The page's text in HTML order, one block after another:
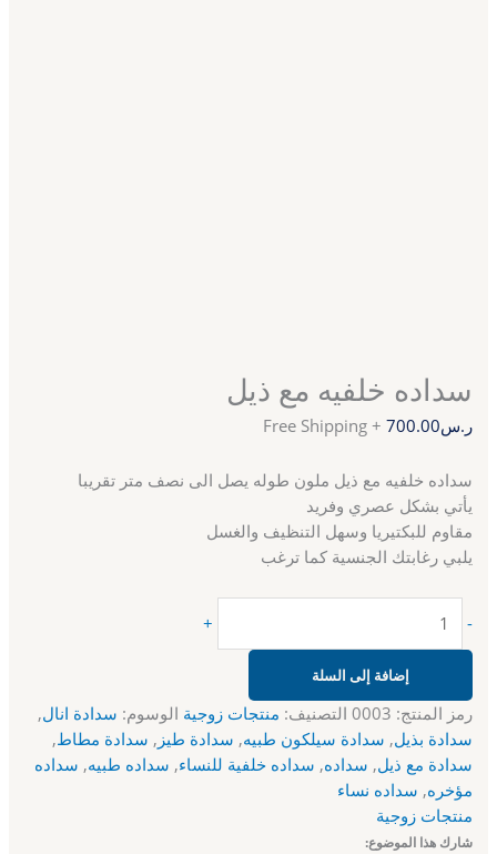
سداده خلفيه مع ذيل
ر.س700.00
+ Free Shipping
سداده خلفيه مع ذيل ملون طوله يصل الى نصف متر تقريبا
يأتي بشكل عصري وفريد
مقاوم للبكتيريا وسهل التنظيف والغسل
يلبي رغابتك الجنسية كما ترغب
-
+
إضافة إلى السلة
رمز المنتج: 0003 التصنيف: منتجات زوجية الوسوم: سدادة انال,
سدادة بذيل, سدادة سيلكون طبيه, سدادة طيز , سدادة مطاط,
سدادة مع ذيل, سداده, سداده خلفية للنساء, سداده طبيه, سداده
مؤخره, سداده نساء
منتجات زوجية
شارك هذا الموضوع: